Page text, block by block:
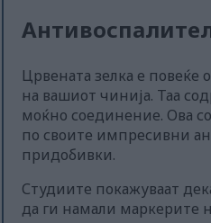
Црвената зелка е
на вашиот чинија. Таа
моќно соединение. Ова
по своите импресивни
придобивки.
Студиите покажуваат
да ги намали маркерите